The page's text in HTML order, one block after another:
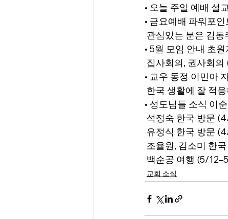
• 오늘 주일 예배 설
• 금요예배 파워포
관심있는 분은 김
• 5월 모임 안내 초
집사회의, 권사회
• 교우 동정 이민아
한국 생활에 잘 적
• 성도님들 소식 이
석정숙 한국 방문
유정식 한국 방문
조율원, 김소미 한
백순공 여행 (5/
교회 소식